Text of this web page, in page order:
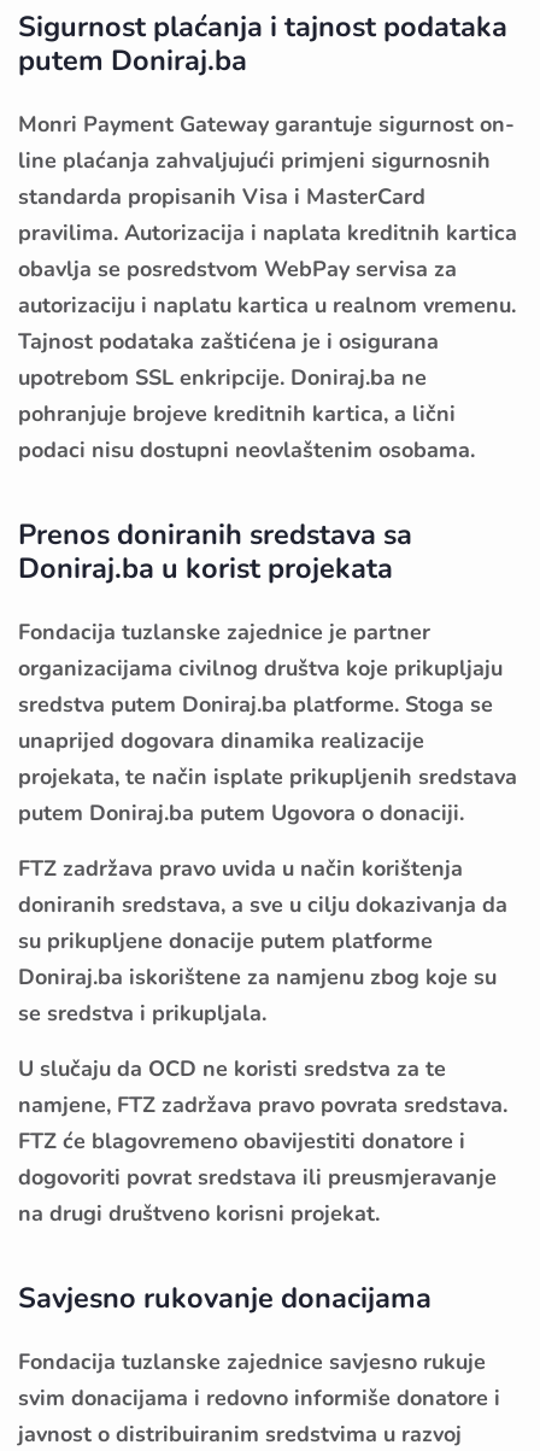
Sigurnost plaćanja i tajnost podataka
putem Doniraj.ba
Monri Payment Gateway garantuje sigurnost on-
line plaćanja zahvaljujući primjeni sigurnosnih
standarda propisanih Visa i MasterCard
pravilima. Autorizacija i naplata kreditnih kartica
obavlja se posredstvom WebPay servisa za
autorizaciju i naplatu kartica u realnom vremenu.
Tajnost podataka zaštićena je i osigurana
upotrebom SSL enkripcije. Doniraj.ba ne
pohranjuje brojeve kreditnih kartica, a lični
podaci nisu dostupni neovlaštenim osobama.
Prenos doniranih sredstava sa
Doniraj.ba u korist projekata
Fondacija tuzlanske zajednice je partner
organizacijama civilnog društva koje prikupljaju
sredstva putem Doniraj.ba platforme. Stoga se
unaprijed dogovara dinamika realizacije
projekata, te način isplate prikupljenih sredstava
putem Doniraj.ba putem Ugovora o donaciji.
FTZ zadržava pravo uvida u način korištenja
doniranih sredstava, a sve u cilju dokazivanja da
su prikupljene donacije putem platforme
Doniraj.ba iskorištene za namjenu zbog koje su
se sredstva i prikupljala.
U slučaju da OCD ne koristi sredstva za te
namjene, FTZ zadržava pravo povrata sredstava.
FTZ će blagovremeno obavijestiti donatore i
dogovoriti povrat sredstava ili preusmjeravanje
na drugi društveno korisni projekat.
Savjesno rukovanje donacijama
Fondacija tuzlanske zajednice savjesno rukuje
svim donacijama i redovno informiše donatore i
javnost o distribuiranim sredstvima u razvoj